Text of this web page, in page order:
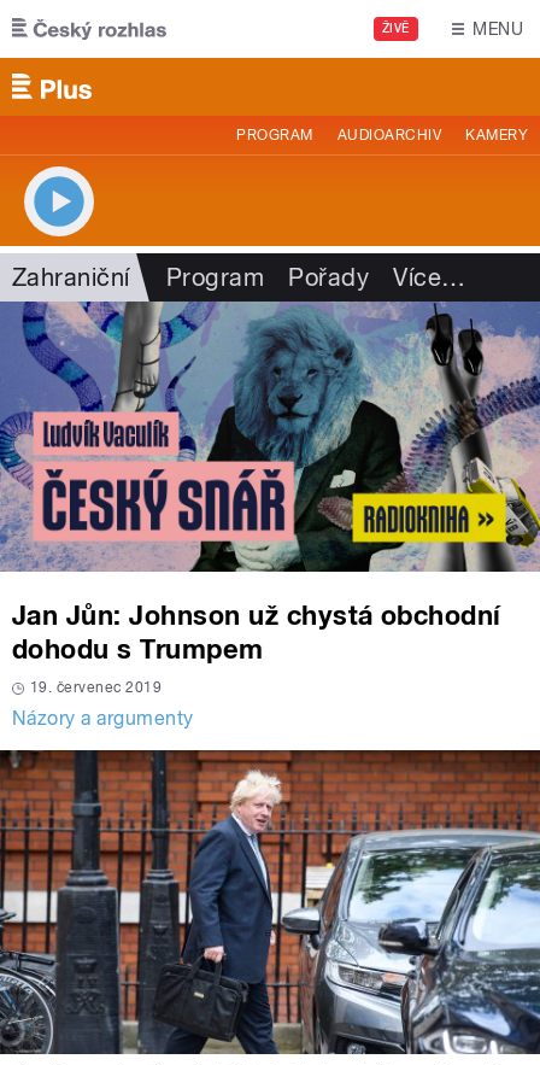
Přejít k hlavnímu obsahu
ŽIVĚ MENU
PROGRAM AUDIOARCHIV KAMERY
Zahraniční Program Pořady Více…
Jan Jůn: Johnson už chystá obchodní
dohodu s Trumpem
19. červenec 2019
Názory a argumenty